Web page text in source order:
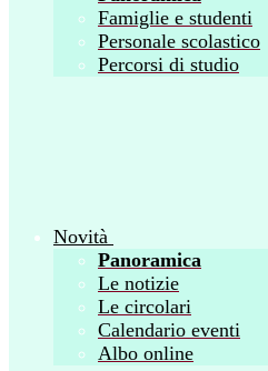
Famiglie e studenti
Personale scolastico
Percorsi di studio
Novità
Panoramica
Le notizie
Le circolari
Calendario eventi
Albo online